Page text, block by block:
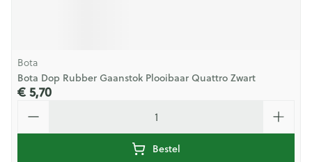
Bota
Bota Dop Rubber Gaanstok Plooibaar Quattro Zwart
€ 5,70
Bestel